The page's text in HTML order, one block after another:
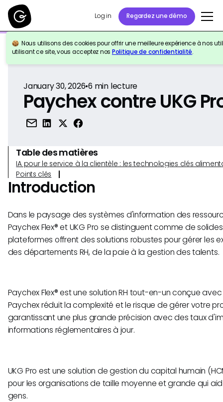
Log in Regardez une démo
Nous utilisons des cookies pour offrir une meilleure expérience à nos
utilisant ce site, vous acceptez nos Politique de confidentialité.
Retour à la référence
January 30, 2026•6 min lecture
Paychex contre UKG
Table des matières
IA pour le service à la clientèle : les technologies clés
Points clés
Introduction
Dans le paysage des systèmes d'information des
Paychex Flex® et UKG Pro se distinguent comme de
plateformes offrent des solutions robustes pour gérer les
des départements RH, de la paie à la gestion des talents.
Paychex Flex® est une solution RH tout-en-un conçue
Paychex réduit la complexité et le risque de gérer votre
garantissant une plus grande précision avec des taux
informations réglementaires à jour.
UKG Pro est une solution de gestion du capital humain
pour les organisations de taille moyenne et grande qui
gens.